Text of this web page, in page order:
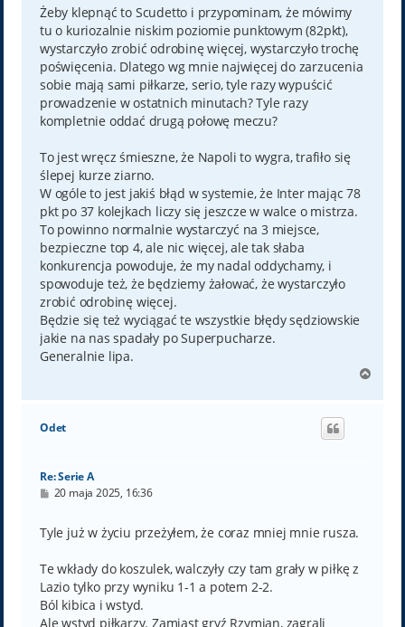
t
Żeby klepnąć to Scudetto i przypominam, że mówimy
tu o kuriozalnie niskim poziomie punktowym (82pkt),
wystarczyło zrobić odrobinę więcej, wystarczyło trochę
poświęcenia. Dlatego wg mnie najwięcej do zarzucenia
sobie mają sami piłkarze, serio, tyle razy wypuścić
prowadzenie w ostatnich minutach? Tyle razy
kompletnie oddać drugą połowę meczu?
To jest wręcz śmieszne, że Napoli to wygra, trafiło się
ślepej kurze ziarno.
W ogóle to jest jakiś błąd w systemie, że Inter mając 78
pkt po 37 kolejkach liczy się jeszcze w walce o mistrza.
To powinno normalnie wystarczyć na 3 miejsce,
bezpieczne top 4, ale nic więcej, ale tak słaba
konkurencja powoduje, że my nadal oddychamy, i
spowoduje też, że będziemy żałować, że wystarczyło
zrobić odrobinę więcej.
Będzie się też wyciągać te wszystkie błędy sędziowskie
jakie na nas spadały po Superpucharze.
Generalnie lipa.
g
Odet
Re: Serie A
P
t
20 maja 2025, 16:36
Tyle już w życiu przeżyłem, że coraz mniej mnie rusza.
Te wkłady do koszulek, walczyły czy tam grały w piłkę z
Lazio tylko przy wyniku 1-1 a potem 2-2.
Ból kibica i wstyd.
Ale wstyd piłkarzy. Zamiast gryź Rzymian, zagrali